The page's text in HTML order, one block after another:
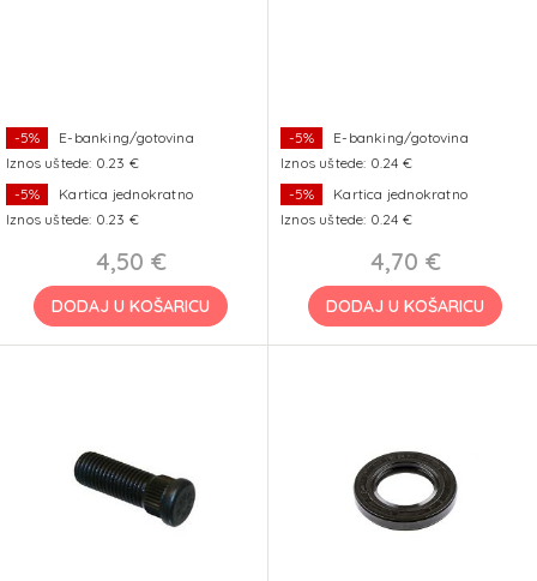
-5%
E-banking/gotovina
Iznos uštede: 0.23 €
-5%
Kartica jednokratno
Iznos uštede: 0.23 €
4,50 €
DODAJ U KOŠARICU
-5%
E-banking/gotovina
Iznos uštede: 0.24 €
-5%
Kartica jednokratno
Iznos uštede: 0.24 €
4,70 €
DODAJ U KOŠARICU